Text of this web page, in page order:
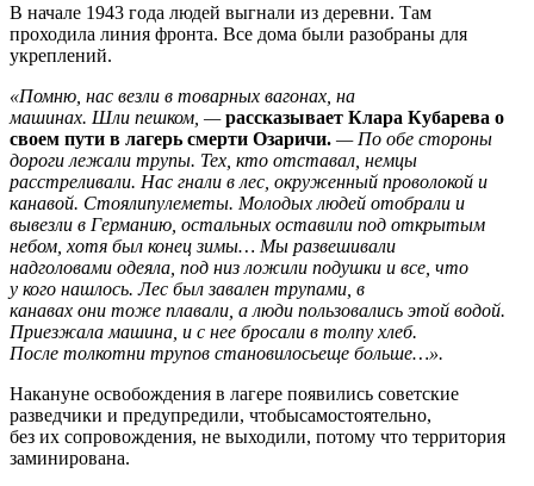
В начале 1943 года людей выгнали из деревни. Там
проходила линия фронта. Все дома были разобраны для
укреплений.
«Помню, нас везли в товарных вагонах, на
машинах. Шли пешком, —рассказывает Клара Кубарева о
своем пути в лагерь смерти Озаричи. — По обе стороны
дороги лежали трупы. Тех, кто отставал, немцы
расстреливали. Нас гнали в лес, окруженный проволокой и
канавой. Стоялипулеметы. Молодых людей отобрали и
вывезли в Германию, остальных оставили под открытым
небом, хотя был конец зимы… Мы развешивали
надголовами одеяла, под низ ложили подушки и все, что
у кого нашлось. Лес был завален трупами, в
канавах они тоже плавали, а люди пользовались этой водой.
Приезжала машина, и с нее бросали в толпу хлеб.
После толкотни трупов становилосьеще больше…».
Накануне освобождения в лагере появились советские
разведчики и предупредили, чтобысамостоятельно,
без их сопровождения, не выходили, потому что территория
заминирована.